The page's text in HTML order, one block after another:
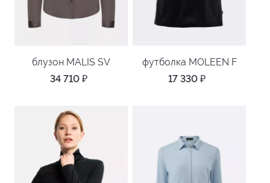
блузон MALIS SV
34 710 ₽
футболка MOLEEN F
17 330 ₽